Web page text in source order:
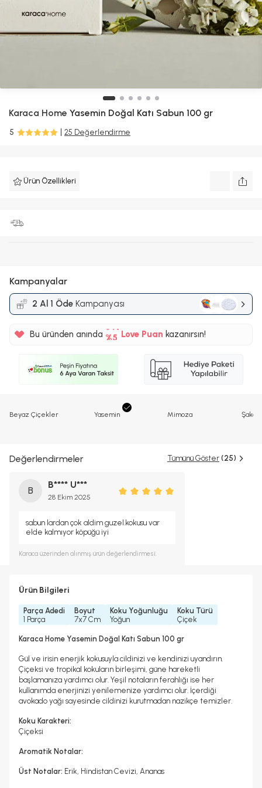
Karaca Home Yasemin Doğal Katı Sabun 100 gr
5 25 Değerlendirme
Ürün Özellikleri
Kampanyalar
2 Al 1 Öde Kampanyası
Bu üründen anında
%5
%5 Love Puankazanırsın!
Beyaz Çiçekler Yasemin Mimoza
Değerlendirmeler Tümünü Göster (25)
B
B**** U***
28 Ekim 2025
sabun lardan çok aldim guzel.kokusu var
elde kalmıyor köpüğü iyi
Karaca üzerinden alınmış ürün değerlendirmesi.
Ürün Bilgileri
Parça Adedi
1 Parça
Boyut
7x7 Cm
Koku Yoğunluğu
Yoğun
Koku Türü
Çiçek
Karaca Home Yasemin Doğal Katı Sabun 100 gr
Gül ve irisin enerjik kokusuyla cildinizi ve kendinizi uyandırın.
Çiçeksi ve tropikal kokuların birleşimi, güne hareketli
başlamanıza yardımcı olur. Yeşil notaların ferahlığı ise her
kullanımda enerjinizi yenilemenize yardımcı olur. İçerdiği
avokado yağı sayesinde cildinizi kurutmadan nazikçe temizler.
Koku Karakteri:
Çiçeksi
Aromatik Notalar:
Üst Notalar: Erik, Hindistan Cevizi, Ananas